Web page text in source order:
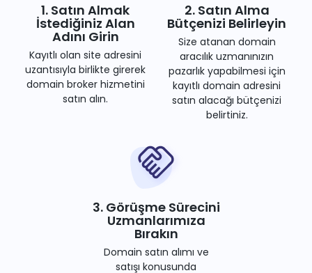
1. Satın Almak
İstediğiniz Alan
Adını Girin
Kayıtlı olan site adresini
uzantısıyla birlikte girerek
domain broker hizmetini
satın alın.
2. Satın Alma
Bütçenizi Belirleyin
Size atanan domain
aracılık uzmanınızın
pazarlık yapabilmesi için
kayıtlı domain adresini
satın alacağı bütçenizi
belirtiniz.
3. Görüşme Sürecini
Uzmanlarımıza
Bırakın
Domain satın alımı ve
satışı konusunda